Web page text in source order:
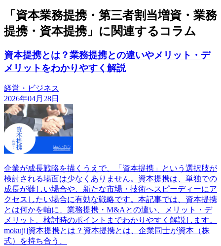
「資本業務提携・第三者割当増資・業務
提携・資本提携」に関連するコラム
資本提携とは？業務提携との違いやメリット・デ
メリットをわかりやすく解説
経営・ビジネス
2026年04月28日
企業が成長戦略を描くうえで、「資本提携」という選択肢が
検討される場面は少なくありません。資本提携は、単独での
成長が難しい場合や、新たな市場・技術へスピーディーにア
クセスしたい場合に有効な戦略です。本記事では、資本提携
とは何かを軸に、業務提携・M&Aとの違い、メリット・デ
メリット、検討時のポイントまでわかりやすく解説します。
mokuji]資本提携とは？資本提携とは、企業同士が資本（株
式）を持ち合う、